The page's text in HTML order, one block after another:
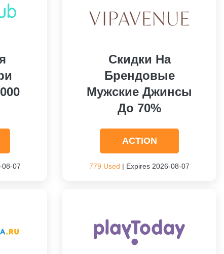
08-07
Скидки На
Брендовые
Мужские Джинсы
До 70%
ACTION
779 Used | Expires 2026-08-07